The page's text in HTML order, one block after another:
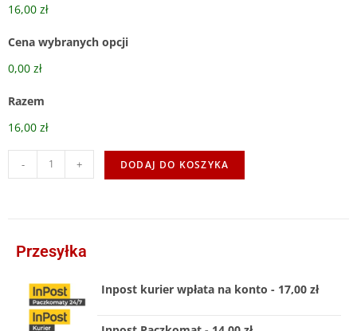
16,00 zł
Cena wybranych opcji
0,00 zł
Razem
16,00 zł
- + DODAJ DO KOSZYKA
Przesyłka
Inpost kurier wpłata na konto - 17,00 zł